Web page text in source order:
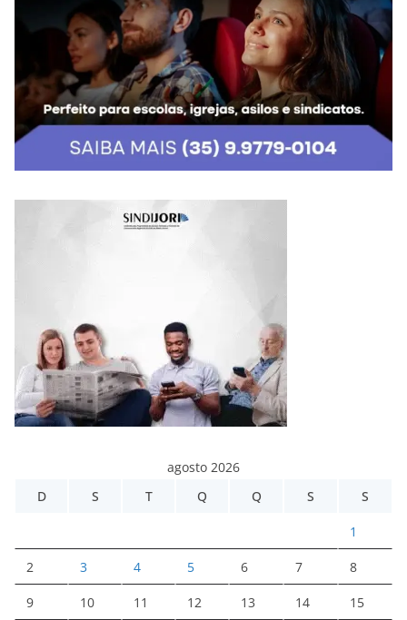
agosto 2026
D
S T Q Q S S
1
2 3 4 5 6 7 8
9 10 11 12 13 14 15